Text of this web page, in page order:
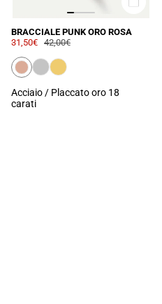
BRACCIALE PUNK ORO ROSA
31,50€ 42,00€
Acciaio / Placcato oro 18
carati